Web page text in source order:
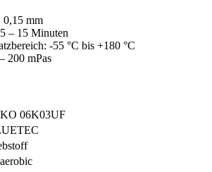
0,15 mm
– 15 Minuten
-55 °C bis +180 °C
200 mPas
06K03UF